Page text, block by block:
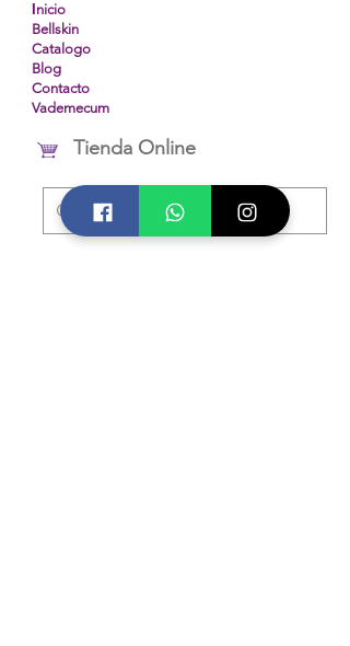
nicio
Bellskin
Catalogo
Blog
Contacto
Vademecum
Tienda Online